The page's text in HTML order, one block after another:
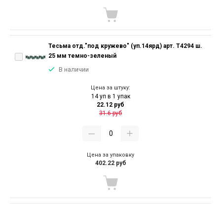
Тесьма отд."под кружево" (уп.14ярд) арт. T4294 ш.
25 мм темно-зеленый
В наличии
Цена за штуку:
14 уп в 1 упак
22.12 руб
31.6 руб
Цена за упаковку
402.22 руб